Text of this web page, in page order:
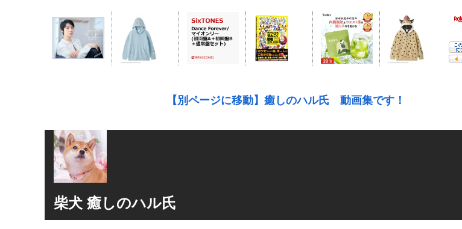
【別ページに移動】癒しのハル氏 動画集です！
柴犬 癒しのハル氏